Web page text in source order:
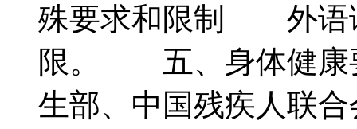
殊要求和限制 外语
限。 五、身体健康
生部、中国残疾人联